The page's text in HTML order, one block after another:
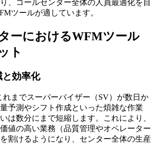
、コールセンター全体の人員最適化を目
ツールが適しています。
ーにおけるWFMツール
ト
効率化
れまでスーパーバイザー（SV）が数日か
予測やシフト作成といった煩雑な作業
は数分にまで短縮します。これにより、
値の高い業務（品質管理やオペレーター
割ける ようになり、センター全体の生産